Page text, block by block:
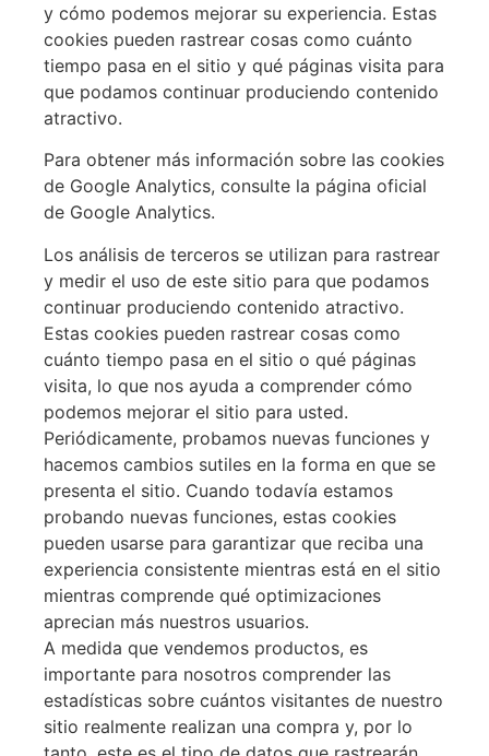
y cómo podemos mejorar su experiencia. Estas
cookies pueden rastrear cosas como cuánto
tiempo pasa en el sitio y qué páginas visita para
que podamos continuar produciendo contenido
atractivo.
Para obtener más información sobre las cookies
de Google Analytics, consulte la página oficial
de Google Analytics.
Los análisis de terceros se utilizan para rastrear
y medir el uso de este sitio para que podamos
continuar produciendo contenido atractivo.
Estas cookies pueden rastrear cosas como
cuánto tiempo pasa en el sitio o qué páginas
visita, lo que nos ayuda a comprender cómo
podemos mejorar el sitio para usted.
Periódicamente, probamos nuevas funciones y
hacemos cambios sutiles en la forma en que se
presenta el sitio. Cuando todavía estamos
probando nuevas funciones, estas cookies
pueden usarse para garantizar que reciba una
experiencia consistente mientras está en el sitio
mientras comprende qué optimizaciones
aprecian más nuestros usuarios.
A medida que vendemos productos, es
importante para nosotros comprender las
estadísticas sobre cuántos visitantes de nuestro
sitio realmente realizan una compra y, por lo